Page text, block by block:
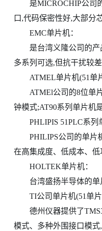
是MICROCHIP公司的
口,代码保密性好,大部分
EMC单片机：
是台湾义隆公司的产品
多系列可选,但抗干扰较
ATMEL单片机(51单片
ATMEl公司的8位单片
钟模式;AT90系列单片机
PHLIPIS 51PLC系列
PHILIPS公司的单片机
在高集成度、低成本、
HOLTEK单片机：
台湾盛扬半导体的单
TI公司单片机(51单片
德州仪器提供了
模式、多种外围接口模